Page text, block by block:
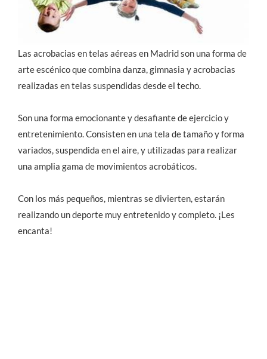
Las acrobacias en telas aéreas en Madrid son una forma de
arte escénico que combina danza, gimnasia y acrobacias
realizadas en telas suspendidas desde el techo.
Son una forma emocionante y desafiante de ejercicio y
entretenimiento. Consisten en una tela de tamaño y forma
variados, suspendida en el aire, y utilizadas para realizar
una amplia gama de movimientos acrobáticos.
Con los más pequeños, mientras se divierten, estarán
realizando un deporte muy entretenido y completo. ¡Les
encanta!